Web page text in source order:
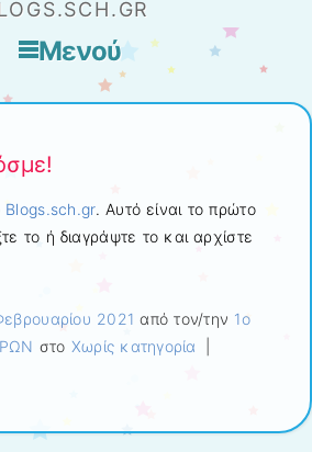
Μενού
Blogs.sch.gr. Αυτό είναι το πρώτο
το ή διαγράψτε το και αρχίστε
2021 από τον/την 1ο
στο Χωρίς κατηγορία